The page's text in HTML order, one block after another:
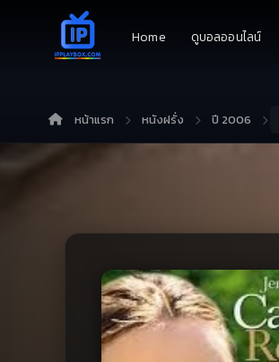
Home ดูบอลออนไลน์
หน้าแรก หนังฝรั่ง ปี 2006